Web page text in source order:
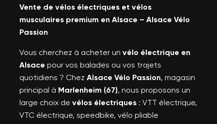
Vente de vélos électriques et vélos
musculaires premium en Alsace – Alsace Vélo
Passion
Vous cherchez à acheter un vélo électrique en
Alsace pour vos balades ou vos trajets
quotidiens ? Chez Alsace Vélo Passion, magasin
principal à Marlenheim (67), nous proposons un
large choix de vélos électriques : VTT électrique,
VTC électrique, speedbike, vélo pliable